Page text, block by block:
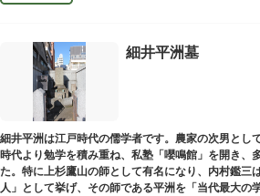
細井平洲墓
細井平洲は江戸時代の儒学者です。農家の次男とし
時代より勉学を積み重ね、私塾「嚶鳴館」を開き、
た。特に上杉鷹山の師として有名になり、内村鑑三
人」として挙げ、その師である平洲を「当代最大の